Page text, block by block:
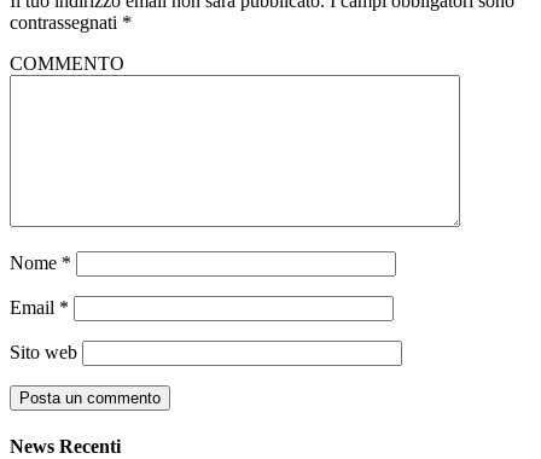
contrassegnati *
COMMENTO
Nome *
Email *
Sito web
News Recenti